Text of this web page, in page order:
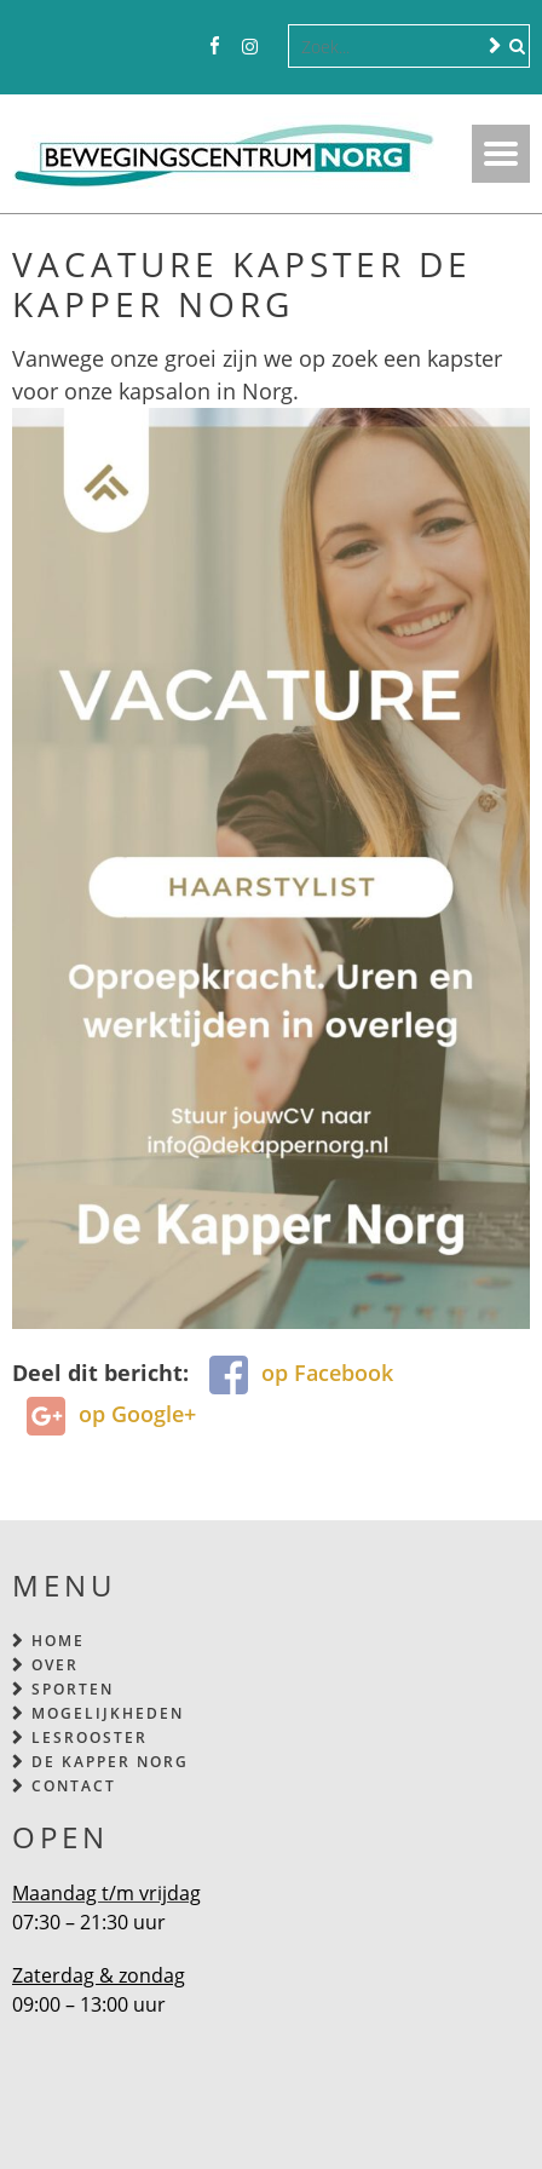
VACATURE KAPSTER DE
KAPPER NORG
Vanwege onze groei zijn we op zoek een kapster
voor onze kapsalon in Norg.
Deel dit bericht:
op Facebook
op Google+
MENU
HOME
OVER
SPORTEN
MOGELIJKHEDEN
LESROOSTER
DE KAPPER NORG
CONTACT
OPEN
Maandag t/m vrijdag
07:30 – 21:30 uur
Zaterdag & zondag
09:00 – 13:00 uur